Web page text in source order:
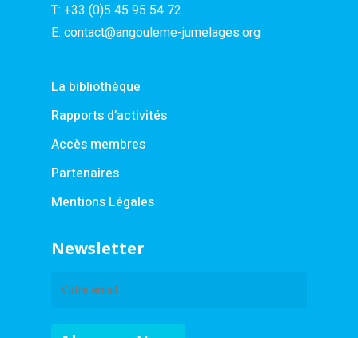
T: +33 (0)5 45 95 54 72
E: contact@angouleme-jumelages.org
La bibliothèque
Rapports d’activités
Accès membres
Partenaires
Mentions Légales
Newsletter